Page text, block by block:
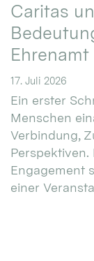
Caritas
17. Juli 2026
Ein erster
Menschen
Verbindung,
Perspektiven.
Engagement
einer